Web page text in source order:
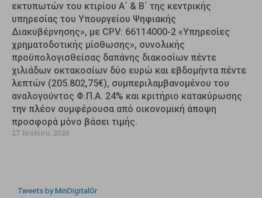
εκτυπωτών του κτιρίου Α΄ & Β΄ της κεντρικής
υπηρεσίας του Υπουργείου Ψηφιακής
Διακυβέρνησης», με CPV: 66114000-2 «Υπηρεσίες
χρηματοδοτικής μίσθωσης», συνολικής
προϋπολογισθείσας δαπάνης διακοσίων πέντε
χιλιάδων οκτακοσίων δύο ευρώ και εβδομήντα πέντε
λεπτών (205.802,75€), συμπεριλαμβανομένου του
αναλογούντος Φ.Π.Α. 24% και κριτήριο κατακύρωσης
την πλέον συμφέρουσα από οικονομική άποψη
προσφορά μόνο βάσει τιμής.
27 Ιουλίου, 2026
Tweets by MinDigitalGr